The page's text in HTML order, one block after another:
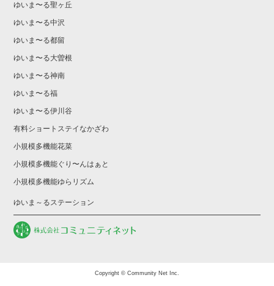
ゆいま〜る聖ヶ丘
ゆいま〜る中沢
ゆいま〜る都留
ゆいま〜る大曽根
ゆいま〜る神南
ゆいま〜る福
ゆいま〜る伊川谷
有料ショートステイなかざわ
小規模多機能花菜
小規模多機能ぐり〜んはぁと
小規模多機能ゆらリズム
ゆいま～るステーション
Copyright © Community Net Inc.